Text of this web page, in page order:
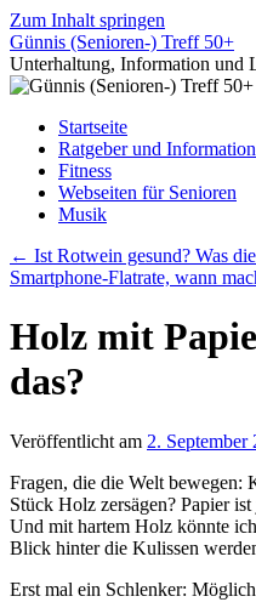
Zum Inhalt springen
Günnis (Senioren-) Treff 50+
Unterhaltung, Information und
Startseite
Ratgeber und
Fitness
Webseiten für Senioren
Musik
← Ist Rotwein gesund? Was
Smartphone-Flatrate, wann
Holz mit
das?
Veröffentlicht am 2. September
Fragen, die die Welt bewegen:
Stück Holz zersägen? Papier
Und mit hartem Holz könnte
Blick hinter die Kulissen
Erst mal ein Schlenker: